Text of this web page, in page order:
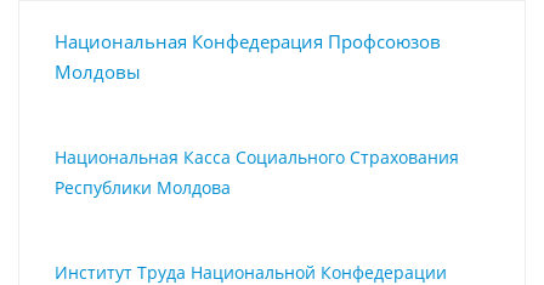
Национальная Конфедерация Профсоюзов
Молдовы
Национальная Касса Социального Страхования
Республики Молдова
Институт Труда Национальной Конфедерации